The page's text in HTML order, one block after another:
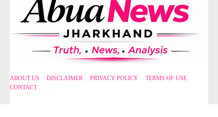
ABOUT US DISCLAIMER PRIVACY POLICY
TERMS OF USE
CONTACT